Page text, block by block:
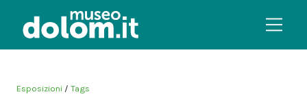
Esposizioni / Tags